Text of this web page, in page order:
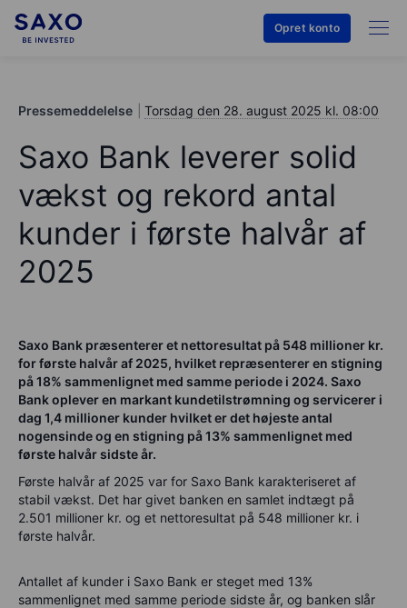
Opret konto
Pressemeddelelse Torsdag den 28. august 2025 kl. 08:00
Saxo Bank leverer solid
vækst og rekord antal
kunder i første halvår af
2025
Saxo Bank præsenterer et nettoresultat på 548 millioner kr.
for første halvår af 2025, hvilket repræsenterer en stigning
på 18% sammenlignet med samme periode i 2024. Saxo
Bank oplever en markant kundetilstrømning og servicerer i
dag 1,4 millioner kunder hvilket er det højeste antal
nogensinde og en stigning på 13% sammenlignet med
første halvår sidste år.
Første halvår af 2025 var for Saxo Bank karakteriseret af
stabil vækst. Det har givet banken en samlet indtægt på
2.501 millioner kr. og et nettoresultat på 548 millioner kr. i
første halvår.
Antallet af kunder i Saxo Bank er steget med 13%
sammenlignet med samme periode sidste år, og banken slår